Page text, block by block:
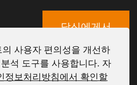
사용자 편의성을 개선하
석 도구를 사용합니다. 자
정보처리방침에서 확인할
당신에게서